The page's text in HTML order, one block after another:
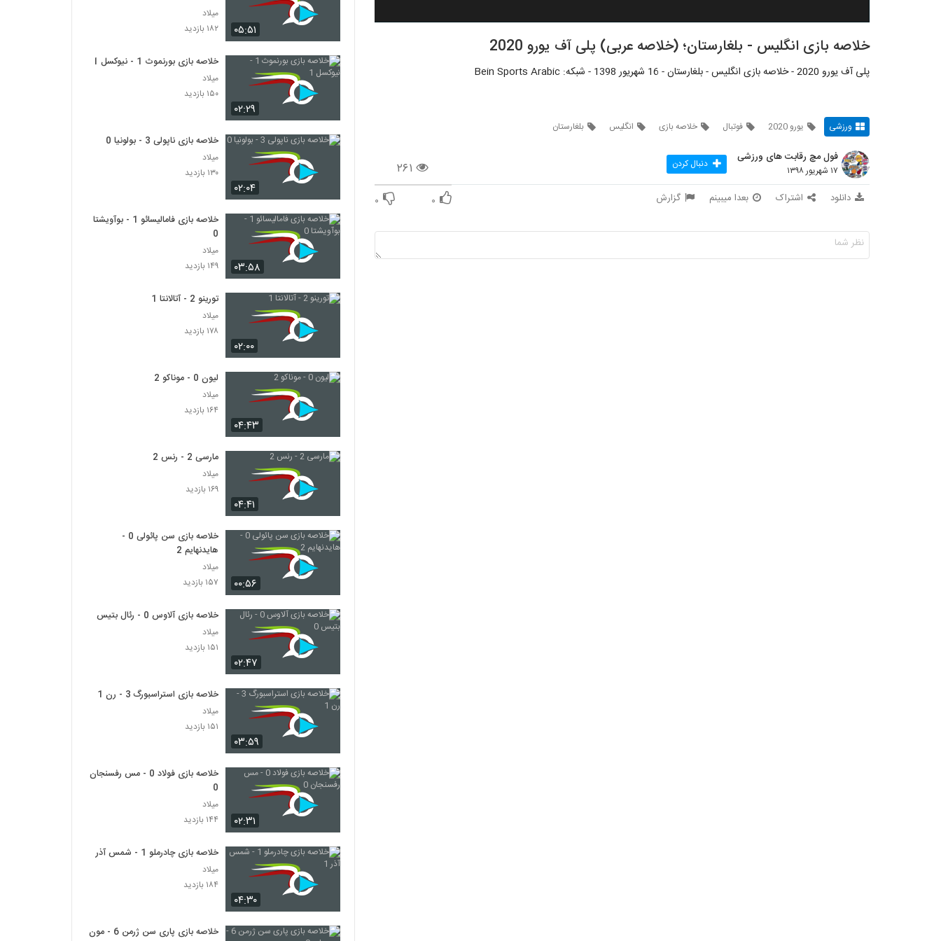
خلاصه بازی انگلیس - بلغارستان؛ (خلاصه عربی) پلی آف یورو 2020
پلی آف یورو 2020 - خلاصه بازی انگلیس - بلغارستان - 16 شهریور 1398 - شبکه: Bein Sports Arabic
ورزشی یورو 2020 فوتبال خلاصه بازی انگلیس بلغارستان
۲۶۱
فول مچ رقابت های ورزشی
۱۷ شهریور ۱۳۹۸ دنبال کردن
دانلود اشتراک بعدا میبینم گزارش ۰ ۰
۰۵:۵۱
میلاد
۱۸۲ بازدید
۰۲:۲۹
خلاصه بازی بورنموث 1 - نیوکسل 1
میلاد
۱۵۰ بازدید
۰۲:۰۴
خلاصه بازی ناپولی 3 - بولونیا 0
میلاد
۱۳۰ بازدید
۰۳:۵۸
خلاصه بازی فامالیسائو 1 - بوآویشتا
0
میلاد
۱۴۹ بازدید
۰۲:۰۰
تورینو 2 - آتالانتا 1
میلاد
۱۷۸ بازدید
۰۴:۴۳
لیون 0 - موناکو 2
میلاد
۱۶۴ بازدید
۰۴:۴۱
مارسی 2 - رنس 2
میلاد
۱۶۹ بازدید
۰۰:۵۶
خلاصه بازی سن پائولی 0 -
هایدنهایم 2
میلاد
۱۵۷ بازدید
۰۲:۴۷
خلاصه بازی آلاوس 0 - رئال بتیس 0
میلاد
۱۵۱ بازدید
۰۳:۵۹
خلاصه بازی استراسبورگ 3 - رن 1
میلاد
۱۵۱ بازدید
۰۲:۳۱
خلاصه بازی فولاد 0 - مس رفسنجان
0
میلاد
۱۴۴ بازدید
۰۴:۳۰
خلاصه بازی چادرملو 1 - شمس آذر 1
میلاد
۱۸۴ بازدید
خلاصه بازی پاری سن ژرمن 6 - مون